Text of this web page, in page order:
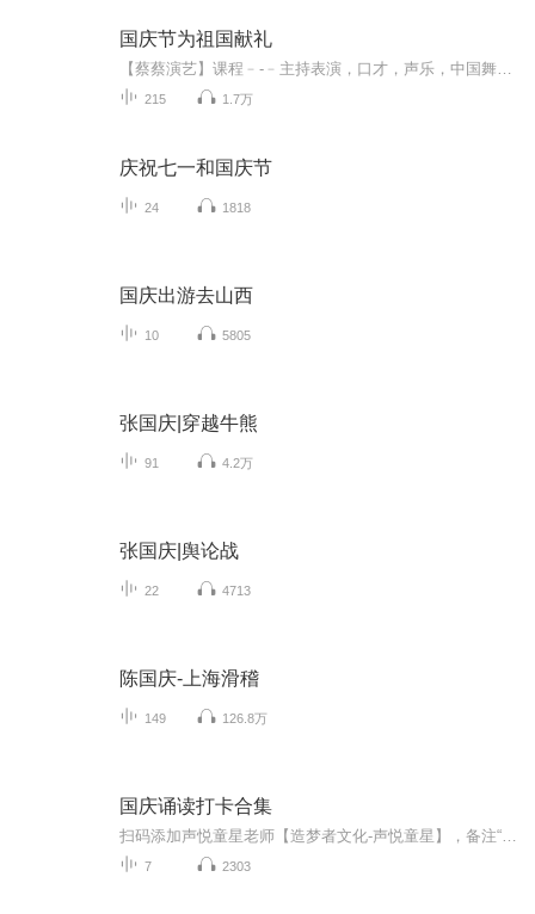
国庆节为祖国献礼
215 1.7万
庆祝七一和国庆节
24 1818
国庆出游去山西
10 5805
张国庆|穿越牛熊
91 4.2万
张国庆|舆论战
22 4713
陈国庆-上海滑稽
149 126.8万
国庆诵读打卡合集
7 2303